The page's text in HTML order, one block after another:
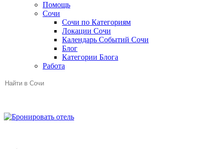
Помощь
Сочи
Сочи по Категориям
Локации Сочи
Календарь Событий Сочи
Блог
Категории Блога
Работа